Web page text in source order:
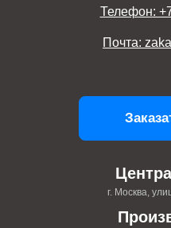
г. Москва,
Телефон:
Почта: